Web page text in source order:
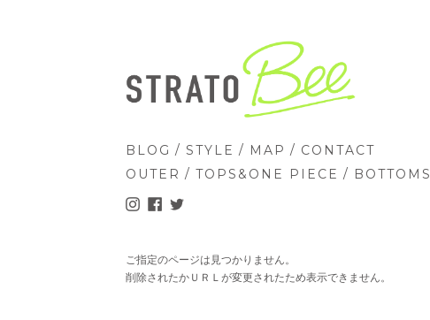
BLOG / STYLE / MAP / CONTACT
OUTER / TOPS&ONE PIECE / BOTTOMS
ご指定のページは見つかりません。
削除されたかＵＲＬが変更されたため表示できません。